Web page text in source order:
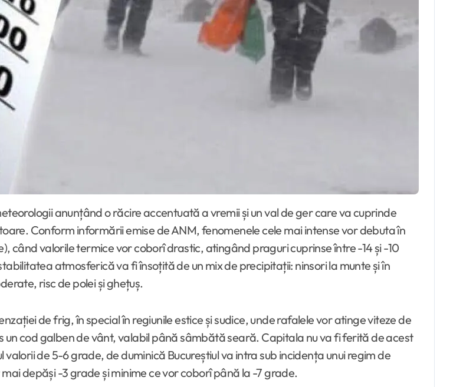
Conform informării emise de ANM, fenomenele cele mai intense vor debuta în
când valorile termice vor coborî drastic, atingând praguri cuprinse între -14 și -10
atmosferică va fi însoțită de un mix de precipitații: ninsori la munte și în
risc de polei și ghețuș.
de frig, în special în regiunile estice și sudice, unde rafalele vor atinge viteze de
cod galben de vânt, valabil până sâmbătă seară. Capitala nu va fi ferită de acest
de 5-6 grade, de duminică Bucureștiul va intra sub incidența unui regim de
depăși -3 grade și minime ce vor coborî până la -7 grade.